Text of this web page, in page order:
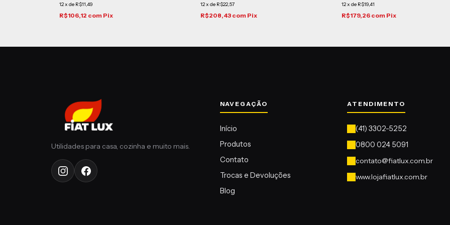
12x de R$11,49
R$106,12 com Pix
12x de R$22,57
R$208,43 com Pix
12x de R$19,41
R$179,26 com Pix
contato@fiatlux.com.br
www.lojafiatlux.com.br
Início
Produtos
Contato
Trocas e Devoluções
Blog